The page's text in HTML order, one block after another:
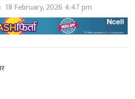
18 February, 2026 4:47 pm